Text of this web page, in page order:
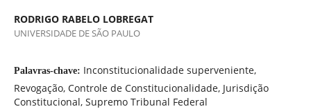
RODRIGO RABELO LOBREGAT
UNIVERSIDADE DE SÃO PAULO
Palavras-chave: Inconstitucionalidade superveniente,
Revogação, Controle de Constitucionalidade, Jurisdição
Constitucional, Supremo Tribunal Federal